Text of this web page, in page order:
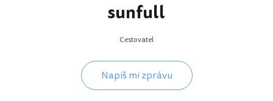
sunfull
Cestovatel
Napiš mi zprávu